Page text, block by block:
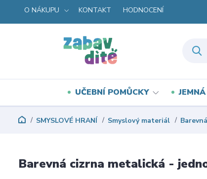
O NÁKUPU KONTAKT HODNOCENÍ
UČEBNÍ POMŮCKY
SMYSLOVÉ HRANÍ Smyslový materiál
Barevná cizrna metalická -